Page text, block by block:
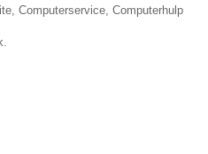
Computerservice, Computerhulp